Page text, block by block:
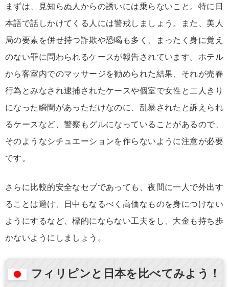
まずは、見知らぬ人からの誘いには乗らないこと。特に日
本語で話しかけてくる人には警戒しましょう。また、美人
局の要素を併せ持つ詐欺や恐喝も多く、まったく身に覚え
のない罪に問わられるケースが報告されています。ホテル
から客室内でのマッサージを勧められた結果、それが売春
行為とみなされ逮捕されたケースや個室で女性と二人きり
になった瞬間があっただけなのに、乱暴されたと訴えられ
るケースなど、警察もグルになっていることがあるので、
そのようなシチュエーションを作らないように注意が必要
です。
さらに比較的安全なセブであっても、夜間に一人で外出す
ることは避け、日中もなるべく高価なものを身につけない
ようにするなど、標的にならない工夫をし、大金も持ち歩
かないようにしましょう。
フィリピンと日本を比べてみよう！